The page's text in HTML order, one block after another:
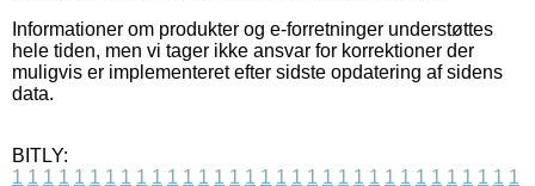
Informationer om produkter og e-forretninger understøttes
hele tiden, men vi tager ikke ansvar for korrektioner der
muligvis er implementeret efter sidste opdatering af sidens
data.
BITLY:
1 1 1 1 1 1 1 1 1 1 1 1 1 1 1 1 1 1 1 1 1 1 1 1 1 1 1 1 1 1 1 1 1